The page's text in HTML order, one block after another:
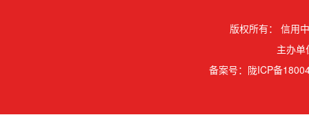
版权所有：
信用
主办
备案号： 陇ICP备